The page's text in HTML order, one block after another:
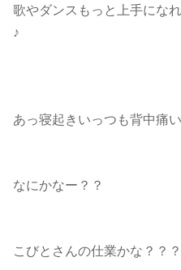
歌やダンスもっと上手にな
♪
あっ寝起きいっつも背中痛
なにかなー？？
こびとさんの仕業かな？？